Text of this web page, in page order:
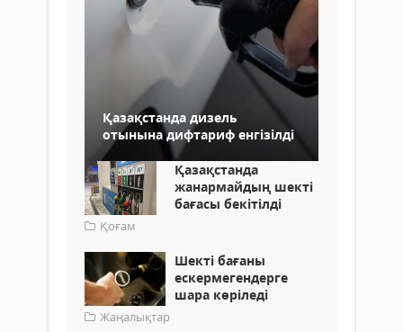
Қазақстанда дизель
отынына дифтариф енгізілді
Қазақстанда
жанармайдың шекті
бағасы бекітілді
Қоғам
Шекті бағаны
ескермегендерге
шара көріледі
Жаңалықтар